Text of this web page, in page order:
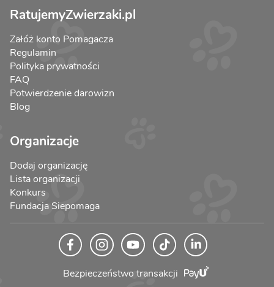
RatujemyZwierzaki.pl
Załóż konto Pomagacza
Regulamin
Polityka prywatności
FAQ
Potwierdzenie darowizn
Blog
Organizacje
Dodaj organizację
Lista organizacji
Konkurs
Fundacja Siepomaga
Bezpieczeństwo transakcji